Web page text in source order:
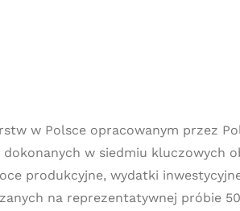
w Polsce opracowanym przez
w siedmiu kluczowych
produkcyjne, wydatki
na reprezentatywnej próbie